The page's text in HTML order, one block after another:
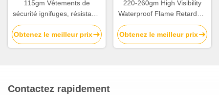
115gm Vêtements de
sécurité ignifuges, résistants
à l'usure, ignifuges pour
travailleurs
Obtenez le meilleur prix
220-260gm High Visibility
Waterproof Flame Retardant
Costumes de travail de
sécurité pour les travailleurs
de l'industrie
Obtenez le meilleur prix
Contactez rapidement